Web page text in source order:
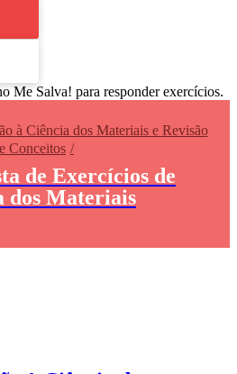
Me Salva! para responder exercícios.
à Ciência dos Materiais e Revisão
Conceitos
de Exercícios de
dos Materiais